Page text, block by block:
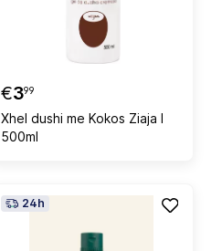
€399
Xhel dushi me Kokos Ziaja l
500ml
24h